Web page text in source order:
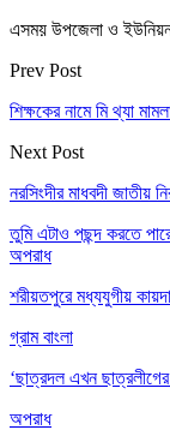
এসময় উপজেলা ও ইউনিয়ন
Prev Post
শিক্ষকের নামে মি থ্যা
Next Post
নরসিংদীর মাধবদী জাতীয়
তুমি এটাও পছন্দ করতে
অপরাধ
শরীয়তপুরে মধ্যযুগীয়
গ্রাম বাংলা
‘ছাত্রদল এখন
অপরাধ